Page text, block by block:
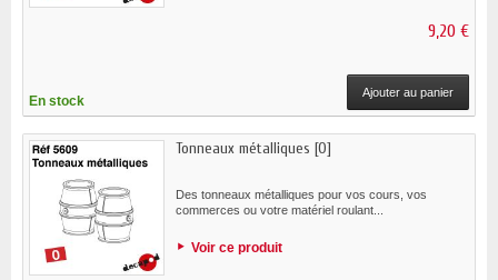
9,20 €
En stock
Ajouter au panier
Tonneaux métalliques [O]
Des tonneaux métalliques pour vos cours, vos
commerces ou votre matériel roulant...
Voir ce produit